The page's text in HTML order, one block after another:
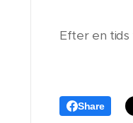
Efter en tids
Share